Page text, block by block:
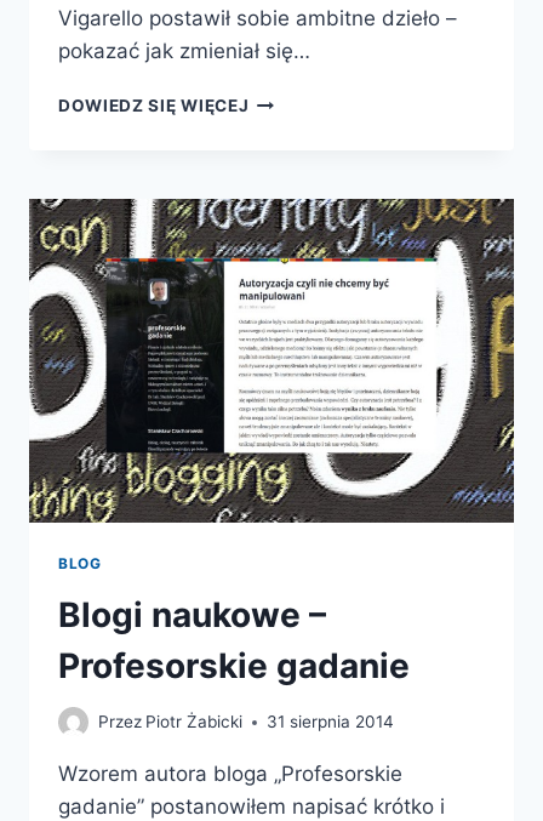
Vigarello postawił sobie ambitne dzieło –
pokazać jak zmieniał się…
DOWIEDZ SIĘ WIĘCEJ HISTORIA
DO
XX
WIEKU
BLOG
Blogi naukowe –
Profesorskie gadanie
Przez Piotr Żabicki 31 sierpnia 2014
Wzorem autora bloga „Profesorskie
gadanie” postanowiłem napisać krótko i